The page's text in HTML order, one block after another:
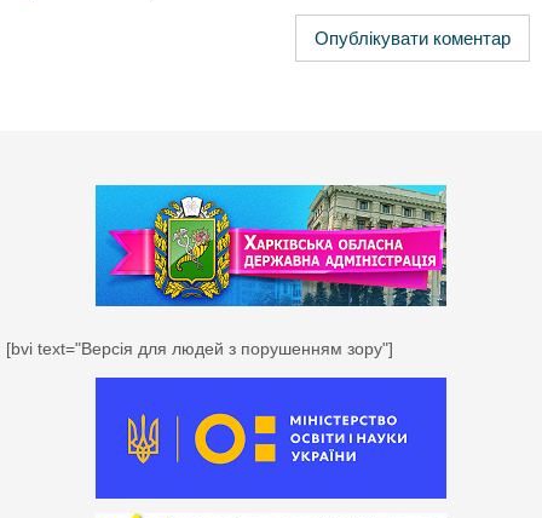
[bvi text="Версія для людей з порушенням зору"]